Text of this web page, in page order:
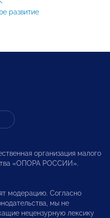
развитие
организация малого
«ОПОРА РОССИИ».
модерацию. Согласно
мы не
нецензурную лексику